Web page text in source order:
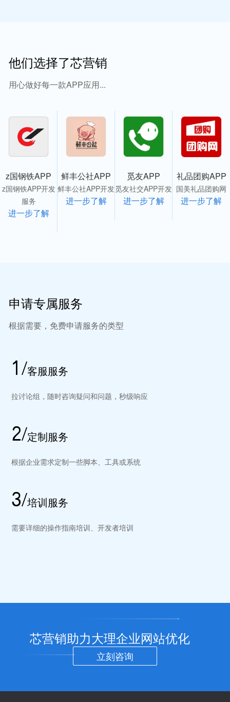
他们选择了芯营销
用心做好每一款APP应用...
z国钢铁APP
z国钢铁APP开发
服务
进一步了解
鲜丰公社APP
鲜丰公社APP开发
进一步了解
觅友APP
觅友社交APP开发
进一步了解
礼品团购APP
国美礼品团购网
进一步了解
申请专属服务
根据需要，免费申请服务的类型
1/客服服务
拉讨论组，随时咨询疑问和问题，秒级响应
2/定制服务
根据企业需求定制一些脚本、工具或系统
3/培训服务
需要详细的操作指南培训、开发者培训
芯营销助力大理企业网站优化
立刻咨询